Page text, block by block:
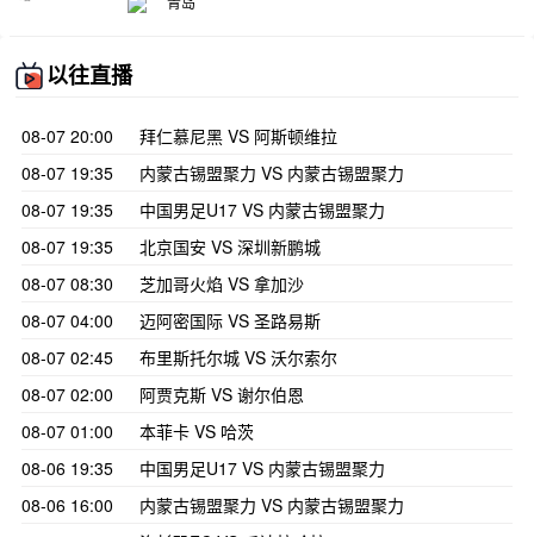
以往直播
08-07 20:00
拜仁慕尼黑 VS 阿斯顿维拉
08-07 19:35
内蒙古锡盟聚力 VS 内蒙古锡盟聚力
08-07 19:35
中国男足U17 VS 内蒙古锡盟聚力
08-07 19:35
北京国安 VS 深圳新鹏城
08-07 08:30
芝加哥火焰 VS 拿加沙
08-07 04:00
迈阿密国际 VS 圣路易斯
08-07 02:45
布里斯托尔城 VS 沃尔索尔
08-07 02:00
阿贾克斯 VS 谢尔伯恩
08-07 01:00
本菲卡 VS 哈茨
08-06 19:35
中国男足U17 VS 内蒙古锡盟聚力
08-06 16:00
内蒙古锡盟聚力 VS 内蒙古锡盟聚力